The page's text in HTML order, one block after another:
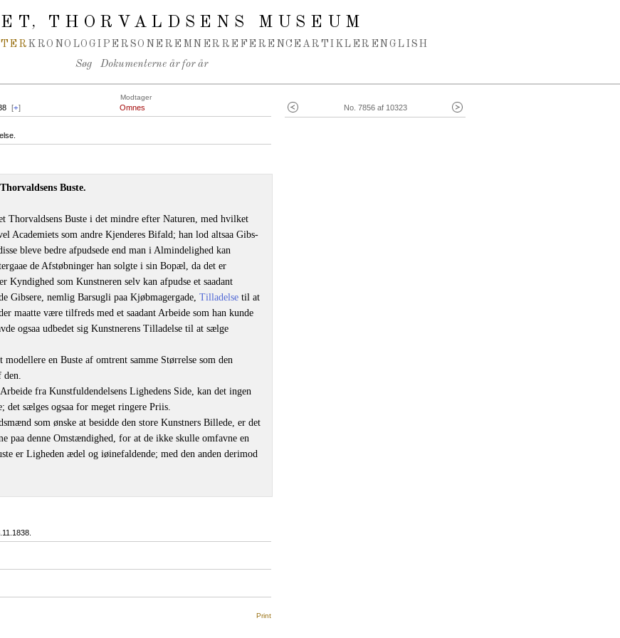
, THORVALDSENS MUSEUM
KRONOLOGI PERSONER EMNER REFERENCEARTIKLER ENGLISH
Søg Dokumenterne år for år
No. 7856 af 10323
Modtager
[+] Omnes
Thorvaldsens Buste.
Thorvaldsens Buste i det mindre efter Naturen, med hvilket
Academiets som andre Kjenderes Bifald; han lod altsaa Gibs-
bleve bedre afpudsede end man i Almindelighed kan
de Afstøbninger han solgte i sin Bopæl, da det er
Kyndighed som Kunstneren selv kan afpudse et saadant
Gibsere, nemlig Barsugli paa Kjøbmagergade, Tilladelse til at
maatte være tilfreds med et saadant Arbeide som han kunde
ogsaa udbedet sig Kunstnerens Tilladelse til at sælge
en Buste af omtrent samme Størrelse som den
den.
fra Kunstfuldendelsens Lighedens Side, kan det ingen
det sælges ogsaa for meget ringere Priis.
som ønske at besidde den store Kunstners Billede, er det
paa denne Omstændighed, for at de ikke skulle omfavne en
er Ligheden ædel og iøinefaldende; med den anden derimod
Print